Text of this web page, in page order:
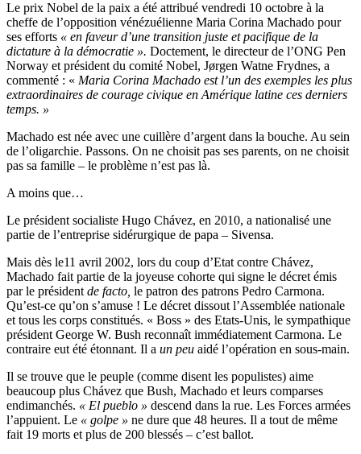
Le prix Nobel de la paix a été attribué vendredi 10 octobre à la
cheffe de l’opposition vénézuélienne Maria Corina Machado pour
ses efforts « en faveur d’une transition juste et pacifique de la
dictature à la démocratie ». Doctement, le directeur de l’ONG Pen
Norway et président du comité Nobel, Jørgen Watne Frydnes, a
commenté : « Maria Corina Machado est l’un des exemples les plus
extraordinaires de courage civique en Amérique latine ces derniers
temps. »
Machado est née avec une cuillère d’argent dans la bouche. Au sein
de l’oligarchie. Passons. On ne choisit pas ses parents, on ne choisit
pas sa famille – le problème n’est pas là.
A moins que…
Le président socialiste Hugo Chávez, en 2010, a nationalisé une
partie de l’entreprise sidérurgique de papa – Sivensa.
Mais dès le11 avril 2002, lors du coup d’Etat contre Chávez,
Machado fait partie de la joyeuse cohorte qui signe le décret émis
par le président de facto, le patron des patrons Pedro Carmona.
Qu’est-ce qu’on s’amuse ! Le décret dissout l’Assemblée nationale
et tous les corps constitués. « Boss » des Etats-Unis, le sympathique
président George W. Bush reconnaît immédiatement Carmona. Le
contraire eut été étonnant. Il a un peu aidé l’opération en sous-main.
Il se trouve que le peuple (comme disent les populistes) aime
beaucoup plus Chávez que Bush, Machado et leurs comparses
endimanchés. « El pueblo » descend dans la rue. Les Forces armées
l’appuient. Le « golpe » ne dure que 48 heures. Il a tout de même
fait 19 morts et plus de 200 blessés – c’est ballot.